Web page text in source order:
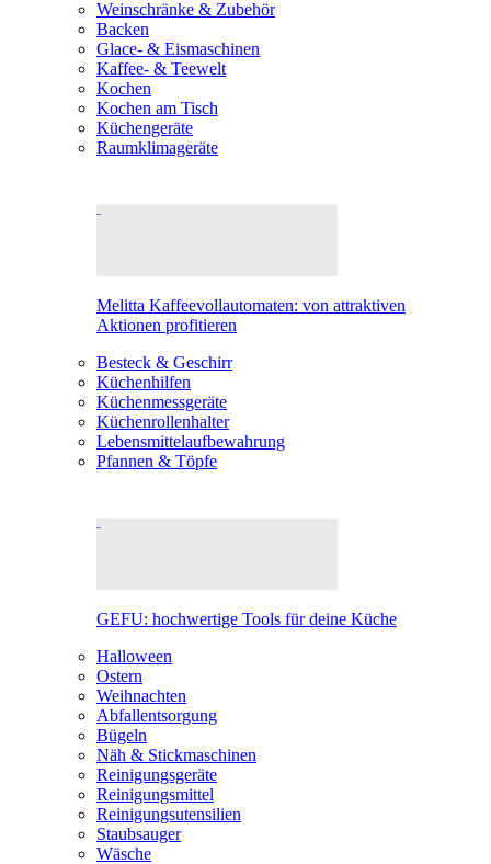
Weinschränke & Zubehör
Backen
Glace- & Eismaschinen
Kaffee- & Teewelt
Kochen
Kochen am Tisch
Küchengeräte
Raumklimageräte
Melitta Kaffeevollautomaten: von attraktiven
Aktionen profitieren
Besteck & Geschirr
Küchenhilfen
Küchenmessgeräte
Küchenrollenhalter
Lebensmittelaufbewahrung
Pfannen & Töpfe
GEFU: hochwertige Tools für deine Küche
Halloween
Ostern
Weihnachten
Abfallentsorgung
Bügeln
Näh & Stickmaschinen
Reinigungsgeräte
Reinigungsmittel
Reinigungsutensilien
Staubsauger
Wäsche